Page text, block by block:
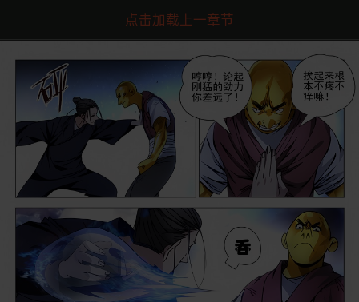
点击加载上一章节